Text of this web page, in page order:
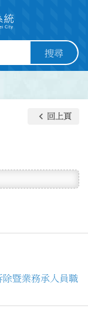
搜尋
keyboard_arrow_left 回上頁
暨業務承人員職